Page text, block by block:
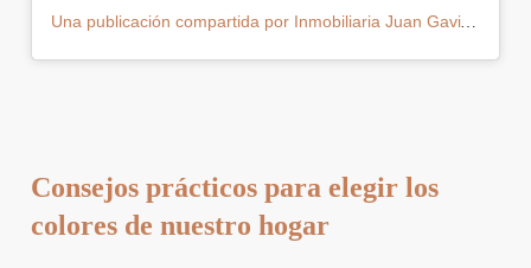
Una publicación compartida por Inmobiliaria Juan Gaviria (@juangaviriainmobiliaria)
Consejos prácticos para elegir los
colores de nuestro hogar